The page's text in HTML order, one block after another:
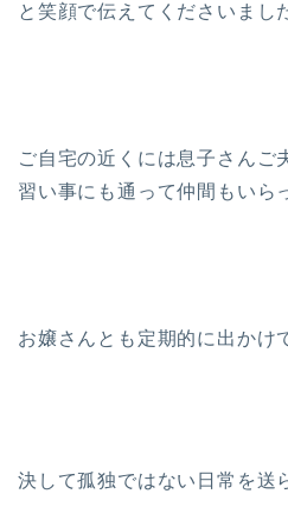
と笑顔で伝えてくださいまし
ご自宅の近くには息子さんご
習い事にも通って仲間もいら
お嬢さんとも定期的に出かけ
決して孤独ではない日常を送